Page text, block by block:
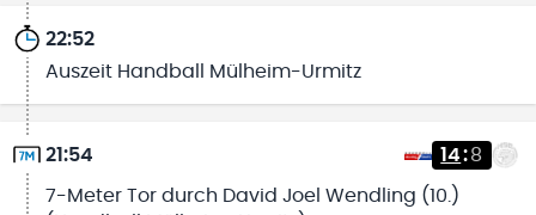
22:52
Auszeit Handball Mülheim-Urmitz
21:54 14:8
7-Meter Tor durch David Joel Wendling (10.)